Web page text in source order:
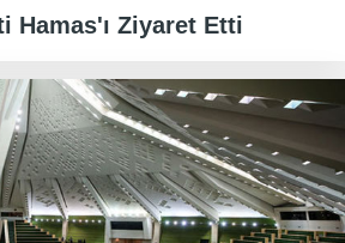
Hamas'ı Ziyaret Etti